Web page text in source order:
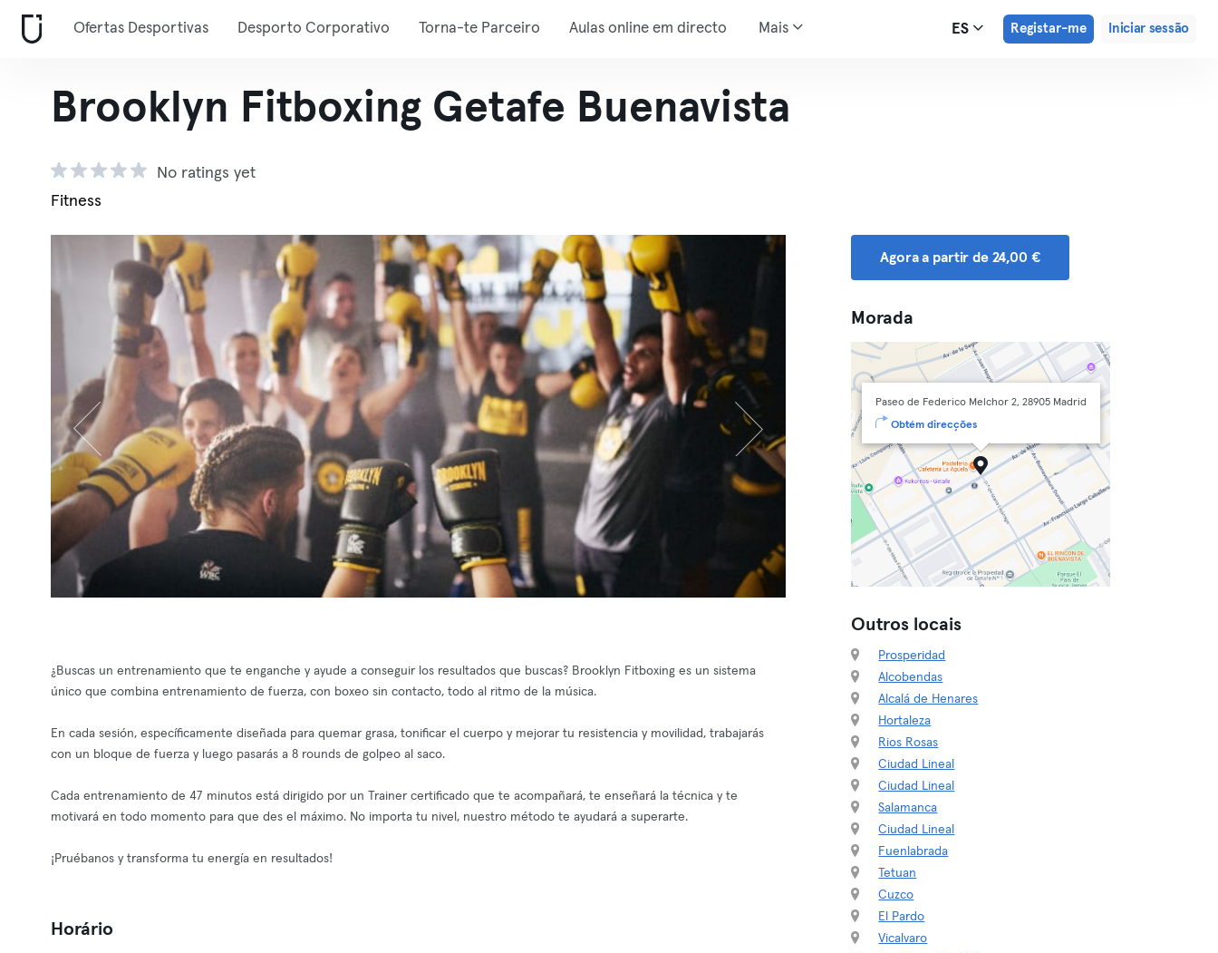
Ofertas Desportivas Desporto Corporativo Torna-te Parceiro Aulas online em directo Mais ES Registar-me Iniciar sessão
Brooklyn Fitboxing Getafe Buenavista
No ratings yet
Fitness
¿Buscas un entrenamiento que te enganche y ayude a conseguir los resultados que buscas? Brooklyn Fitboxing es un sistema
único que combina entrenamiento de fuerza, con boxeo sin contacto, todo al ritmo de la música.
En cada sesión, específicamente diseñada para quemar grasa, tonificar el cuerpo y mejorar tu resistencia y movilidad, trabajarás
con un bloque de fuerza y luego pasarás a 8 rounds de golpeo al saco.
Cada entrenamiento de 47 minutos está dirigido por un Trainer certificado que te acompañará, te enseñará la técnica y te
motivará en todo momento para que des el máximo. No importa tu nivel, nuestro método te ayudará a superarte.
¡Pruébanos y transforma tu energía en resultados!
Horário
Agora a partir de 24,00 €
Morada
Paseo de Federico Melchor 2, 28905 Madrid
Obtém direcções
Outros locais
Prosperidad
Alcobendas
Alcalá de Henares
Hortaleza
Rios Rosas
Ciudad Lineal
Ciudad Lineal
Salamanca
Ciudad Lineal
Fuenlabrada
Tetuan
Cuzco
El Pardo
Vicalvaro